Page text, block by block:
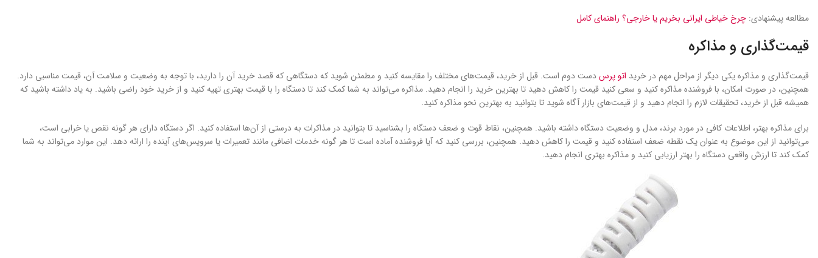
مطالعه پیشنهادی: چرخ خیاطی ایرانی بخریم یا خارجی؟ راهنمای کامل
قیمت‌گذاری و مذاکره
قیمت‌گذاری و مذاکره یکی دیگر از مراحل مهم در خرید اتو پرسدست دوم است. قبل از خرید، قیمت‌های مختلف را مقایسه کنید و مطمئن شوید که دستگاهی که قصد خرید آن را دارید، با توجه به وضعیت و سلامت آن، قیمت مناسبی دارد.
همچنین، در صورت امکان، با فروشنده مذاکره کنید و سعی کنید قیمت را کاهش دهید تا بهترین خرید را انجام دهید. مذاکره می‌تواند به شما کمک کند تا دستگاه را با قیمت بهتری تهیه کنید و از خرید خود راضی باشید. به یاد داشته باشید که
همیشه قبل از خرید، تحقیقات لازم را انجام دهید و از قیمت‌های بازار آگاه شوید تا بتوانید به بهترین نحو مذاکره کنید.
برای مذاکره بهتر، اطلاعات کافی در مورد برند، مدل و وضعیت دستگاه داشته باشید. همچنین، نقاط قوت و ضعف دستگاه را بشناسید تا بتوانید در مذاکرات به درستی از آن‌ها استفاده کنید. اگر دستگاه دارای هر گونه نقص یا خرابی است،
می‌توانید از این موضوع به عنوان یک نقطه ضعف استفاده کنید و قیمت را کاهش دهید. همچنین، بررسی کنید که آیا فروشنده آماده است تا هر گونه خدمات اضافی مانند تعمیرات یا سرویس‌های آینده را ارائه دهد. این موارد می‌تواند به شما
کمک کند تا ارزش واقعی دستگاه را بهتر ارزیابی کنید و مذاکره بهتری انجام دهید.